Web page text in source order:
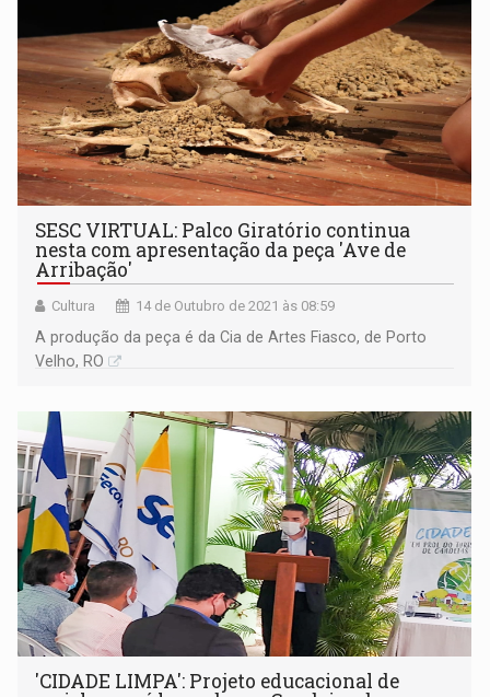
SESC VIRTUAL: Palco Giratório continua
nesta com apresentação da peça 'Ave de
Arribação'
Cultura 14 de Outubro de 2021 às 08:59
A produção da peça é da Cia de Artes Fiasco, de Porto
Velho, RO
'CIDADE LIMPA': Projeto educacional de